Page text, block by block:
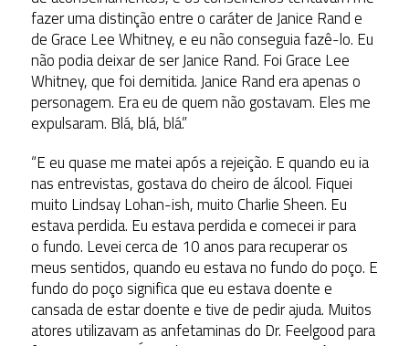
fazer uma distinção entre o caráter de Janice Rand e
de Grace Lee Whitney, e eu não conseguia fazê-lo. Eu
não podia deixar de ser Janice Rand. Foi Grace Lee
Whitney, que foi demitida. Janice Rand era apenas o
personagem. Era eu de quem não gostavam. Eles me
expulsaram. Blá, blá, blá.”
“E eu quase me matei após a rejeição. E quando eu ia
nas entrevistas, gostava do cheiro de álcool. Fiquei
muito Lindsay Lohan-ish, muito Charlie Sheen. Eu
estava perdida. Eu estava perdida e comecei ir para
o fundo. Levei cerca de 10 anos para recuperar os
meus sentidos, quando eu estava no fundo do poço. E
fundo do poço significa que eu estava doente e
cansada de estar doente e tive de pedir ajuda. Muitos
atores utilizavam as anfetaminas do Dr. Feelgood para